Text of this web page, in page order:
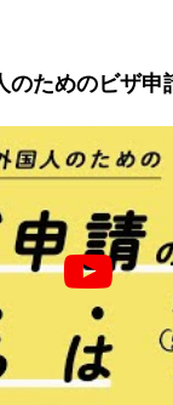
ためのビザ申